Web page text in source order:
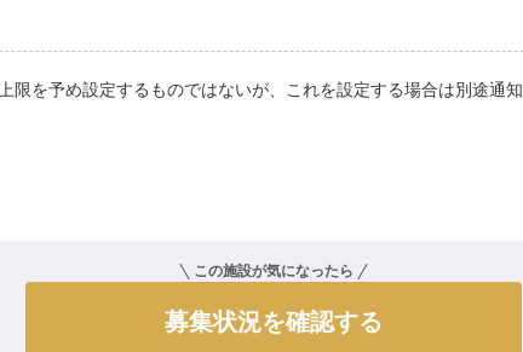
限を予め設定するものではないが、これを設定する場合は別途通知
この施設が気になったら
募集状況を確認する